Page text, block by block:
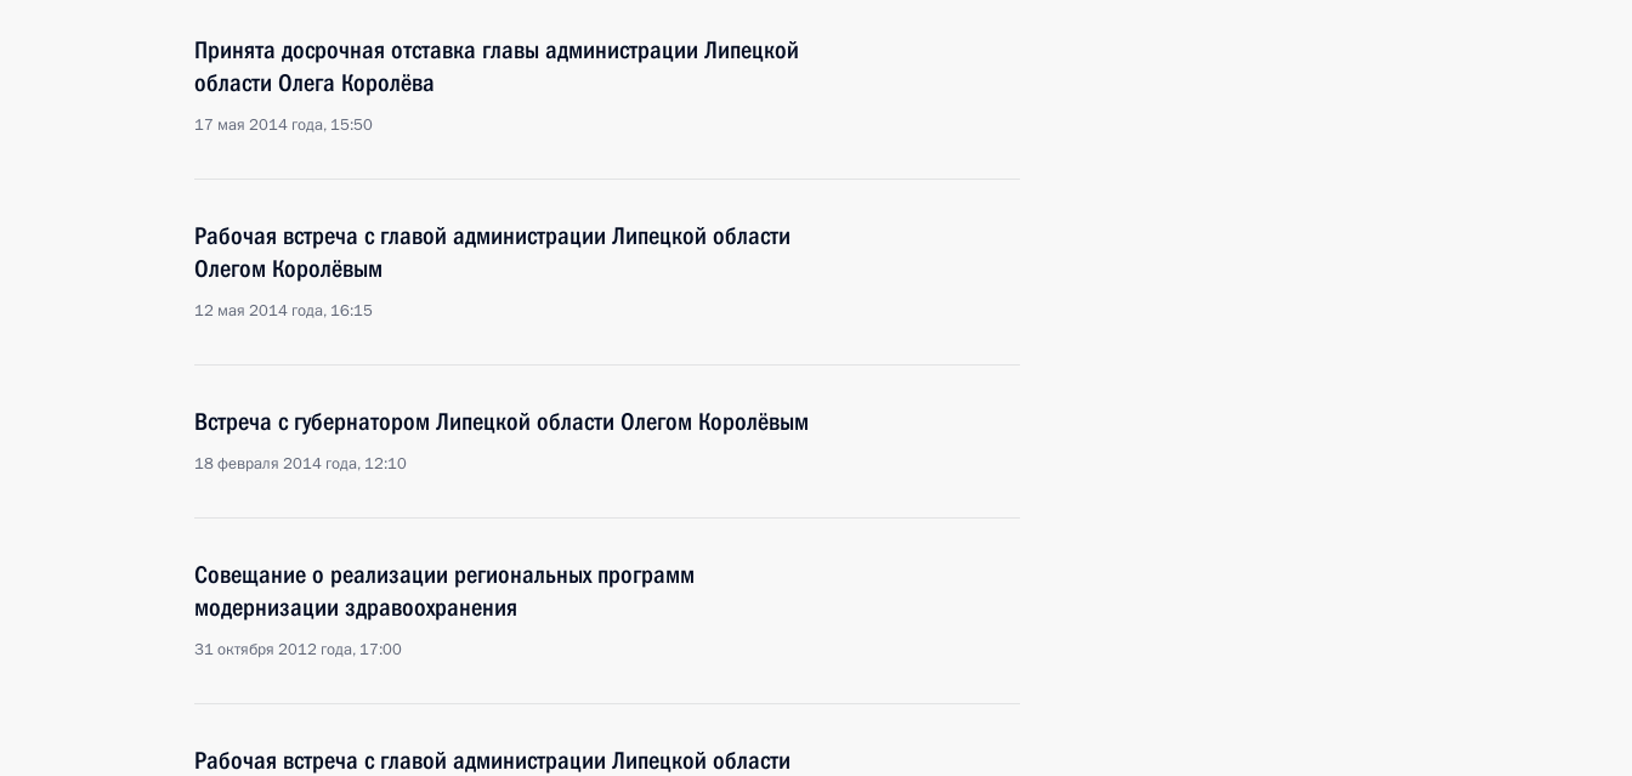
Принята досрочная отставка главы администрации Липецкой
области Олега Королёва
17 мая 2014 года, 15:50
Рабочая встреча с главой администрации Липецкой области
Олегом Королёвым
12 мая 2014 года, 16:15
Встреча с губернатором Липецкой области Олегом Королёвым
18 февраля 2014 года, 12:10
Совещание о реализации региональных программ
модернизации здравоохранения
31 октября 2012 года, 17:00
Рабочая встреча с главой администрации Липецкой области